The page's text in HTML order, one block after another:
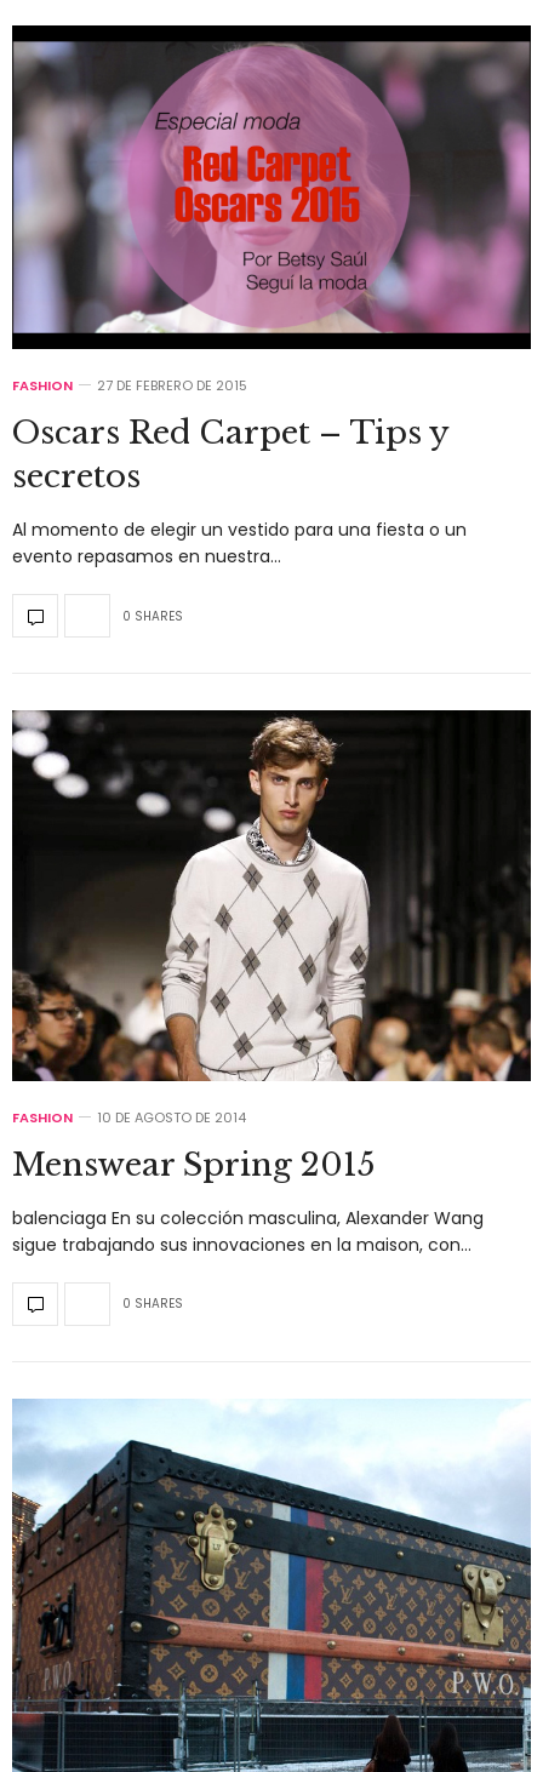
FASHION 27 DE FEBRERO DE 2015
Oscars Red Carpet – Tips y
secretos
Al momento de elegir un vestido para una fiesta o un
evento repasamos en nuestra…
0 SHARES
FASHION 10 DE AGOSTO DE 2014
Menswear Spring 2015
balenciaga En su colección masculina, Alexander Wang
sigue trabajando sus innovaciones en la maison, con…
0 SHARES